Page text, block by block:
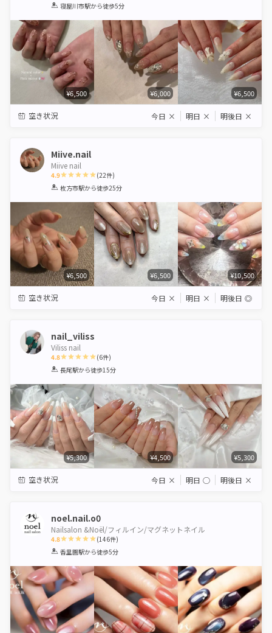
1 2 3 4 5
寝屋川市駅から徒歩5分
¥6,500 ¥6,000 ¥6,500
空き状況 今日 × 明日 × 明後日 ×
Miive.nail
Miive nail
4.9
1 2 3 4 5
(22件)
枚方市駅から徒歩25分
¥6,500 ¥6,500 ¥10,500
空き状況 今日 × 明日 × 明後日 ◎
nail_viliss
Viliss nail
4.8
1 2 3 4 5
(6件)
長尾駅から徒歩15分
¥5,300 ¥4,500 ¥5,300
空き状況 今日 × 明日 ◯ 明後日 ×
noel.nail.o0
Nailsalon &Noël/フィルイン/マグネットネイル
4.8
1 2 3 4 5
(146件)
香里園駅から徒歩5分